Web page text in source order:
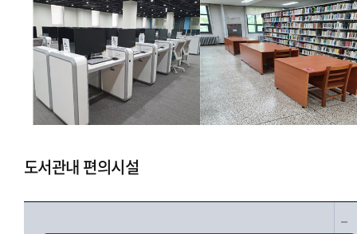
도서관내 편의시설